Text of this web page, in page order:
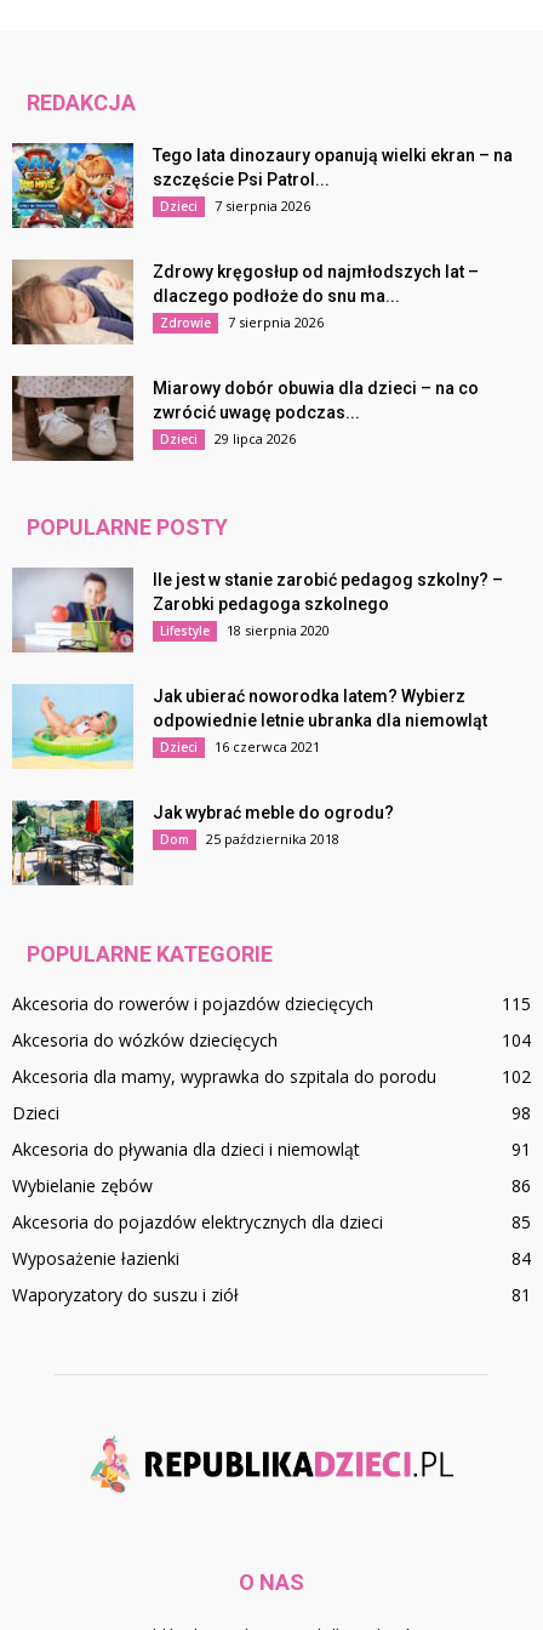
REDAKCJA
Tego lata dinozaury opanują wielki ekran – na
szczęście Psi Patrol...
Dzieci 7 sierpnia 2026
Zdrowy kręgosłup od najmłodszych lat –
dlaczego podłoże do snu ma...
Zdrowie 7 sierpnia 2026
Miarowy dobór obuwia dla dzieci – na co
zwrócić uwagę podczas...
Dzieci 29 lipca 2026
POPULARNE POSTY
Ile jest w stanie zarobić pedagog szkolny? –
Zarobki pedagoga szkolnego
Lifestyle 18 sierpnia 2020
Jak ubierać noworodka latem? Wybierz
odpowiednie letnie ubranka dla niemowląt
Dzieci 16 czerwca 2021
Jak wybrać meble do ogrodu?
Dom 25 października 2018
POPULARNE KATEGORIE
Akcesoria do rowerów i pojazdów dziecięcych
115
Akcesoria do wózków dziecięcych
104
Akcesoria dla mamy, wyprawka do szpitala do porodu
102
Dzieci
98
Akcesoria do pływania dla dzieci i niemowląt
91
Wybielanie zębów
86
Akcesoria do pojazdów elektrycznych dla dzieci
85
Wyposażenie łazienki
84
Waporyzatory do suszu i ziół
81
O NAS